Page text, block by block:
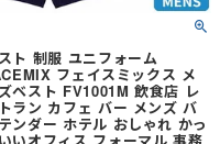
ト 制服 ユニフォーム
フェイスミックス メ
ベスト FV1001M 飲食店 レ
ラン カフェ バー メンズ バ
ンダー ホテル おしゃれ かっ